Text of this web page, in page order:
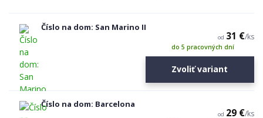
Číslo na dom: San Marino II
od 31 €/ks
do 5 pracovných dní
Zvoliť variant
Číslo na dom: Barcelona
od 29 €/ks